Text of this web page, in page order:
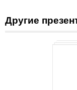
Другие